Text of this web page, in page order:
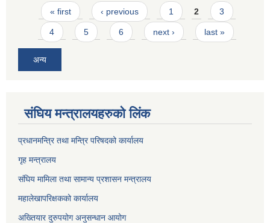
Pages
« first ‹ previous 1 2 3
4 5 6 next › last »
अन्य
संघिय मन्त्र‍ालयहरुको लिंक
प्रधानमन्त्रि तथा मन्त्रि परिषदको कार्यालय
गृह मन्त्रालय
संघिय मामिला तथा सामान्य प्रशासन मन्त्रालय
महालेखापरिक्षकको कार्यालय
अख्तियार दुरुपयोग अनुसन्धान आयोग